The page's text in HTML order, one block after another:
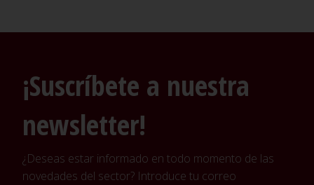
¡Suscríbete a nuestra
newsletter!
¿Deseas estar informado en todo momento de las
novedades del sector? Introduce tu correo